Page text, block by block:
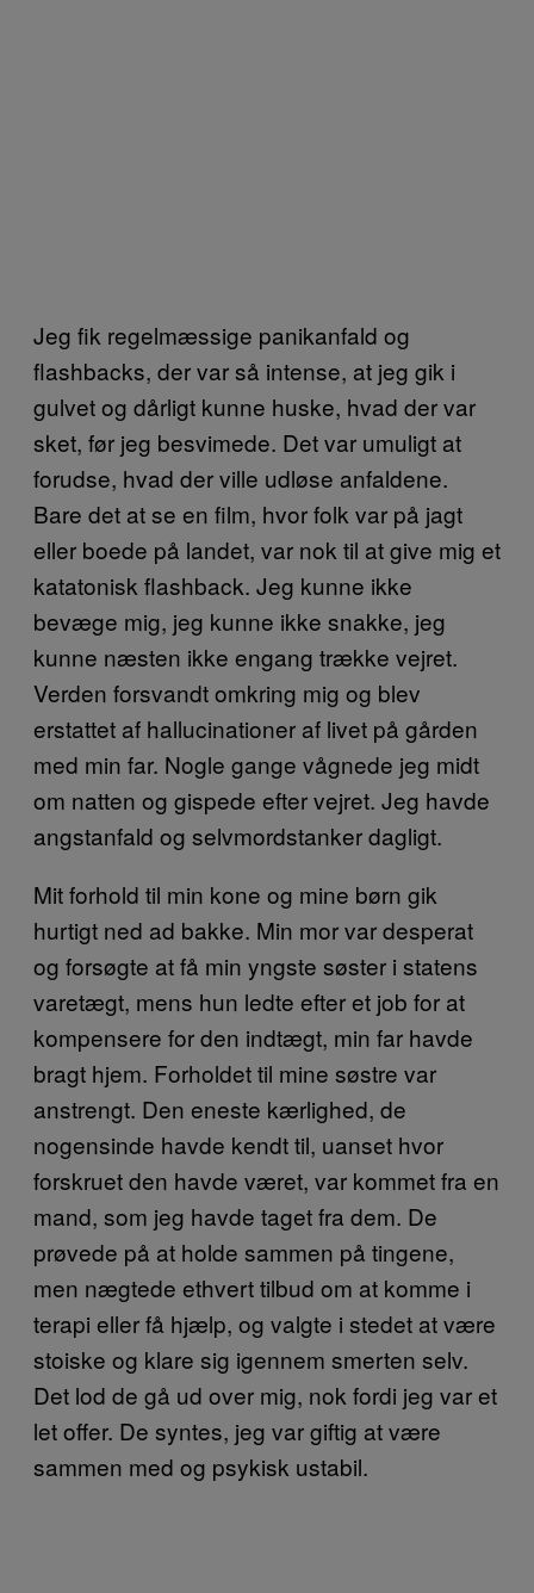
Jeg fik regelmæssige panikanfald og
flashbacks, der var så intense, at jeg gik i
gulvet og dårligt kunne huske, hvad der var
sket, før jeg besvimede. Det var umuligt at
forudse, hvad der ville udløse anfaldene.
Bare det at se en film, hvor folk var på jagt
eller boede på landet, var nok til at give mig et
katatonisk flashback. Jeg kunne ikke
bevæge mig, jeg kunne ikke snakke, jeg
kunne næsten ikke engang trække vejret.
Verden forsvandt omkring mig og blev
erstattet af hallucinationer af livet på gården
med min far. Nogle gange vågnede jeg midt
om natten og gispede efter vejret. Jeg havde
angstanfald og selvmordstanker dagligt.
Mit forhold til min kone og mine børn gik
hurtigt ned ad bakke. Min mor var desperat
og forsøgte at få min yngste søster i statens
varetægt, mens hun ledte efter et job for at
kompensere for den indtægt, min far havde
bragt hjem. Forholdet til mine søstre var
anstrengt. Den eneste kærlighed, de
nogensinde havde kendt til, uanset hvor
forskruet den havde været, var kommet fra en
mand, som jeg havde taget fra dem. De
prøvede på at holde sammen på tingene,
men nægtede ethvert tilbud om at komme i
terapi eller få hjælp, og valgte i stedet at være
stoiske og klare sig igennem smerten selv.
Det lod de gå ud over mig, nok fordi jeg var et
let offer. De syntes, jeg var giftig at være
sammen med og psykisk ustabil.